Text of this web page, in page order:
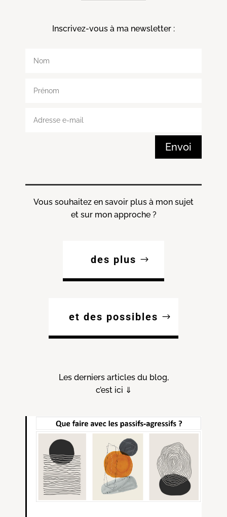
Inscrivez-vous à ma newsletter :
Envoi
Vous souhaitez en savoir plus à mon sujet
et sur mon approche ?
des plus
et des possibles
Les derniers articles du blog,
c’est ici ⇓